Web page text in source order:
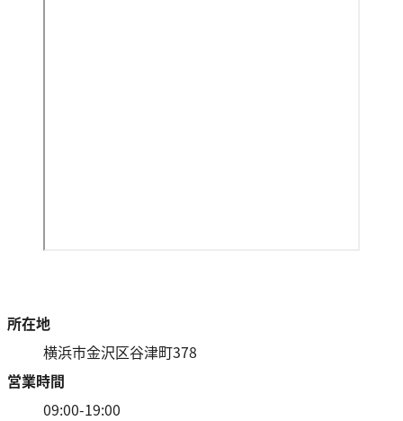
所在地
横浜市金沢区谷津町378
営業時間
09:00-19:00